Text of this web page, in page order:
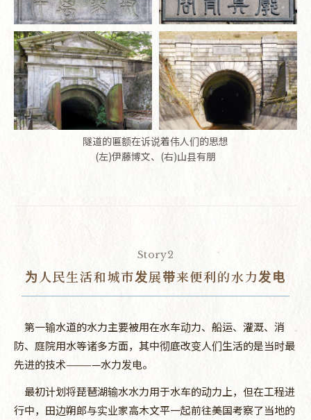
隧道的匾额在诉说着伟人们的思想
(左)伊藤博文、(右)山县有朋
Story2
为人民生活和城市发展带来便利的水力发电
第一输水道的水力主要被用在水车动力、船运、灌溉、消
防、庭院用水等诸多方面，其中彻底改变人们生活的是当时最
先进的技术————水力发电。
最初计划将琵琶湖输水水力用于水车的动力上，但在工程进
行中，田边朔郎与实业家高木文平一起前往美国考察了当地的